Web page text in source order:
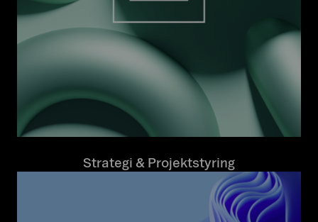
Strategi & Projektstyring